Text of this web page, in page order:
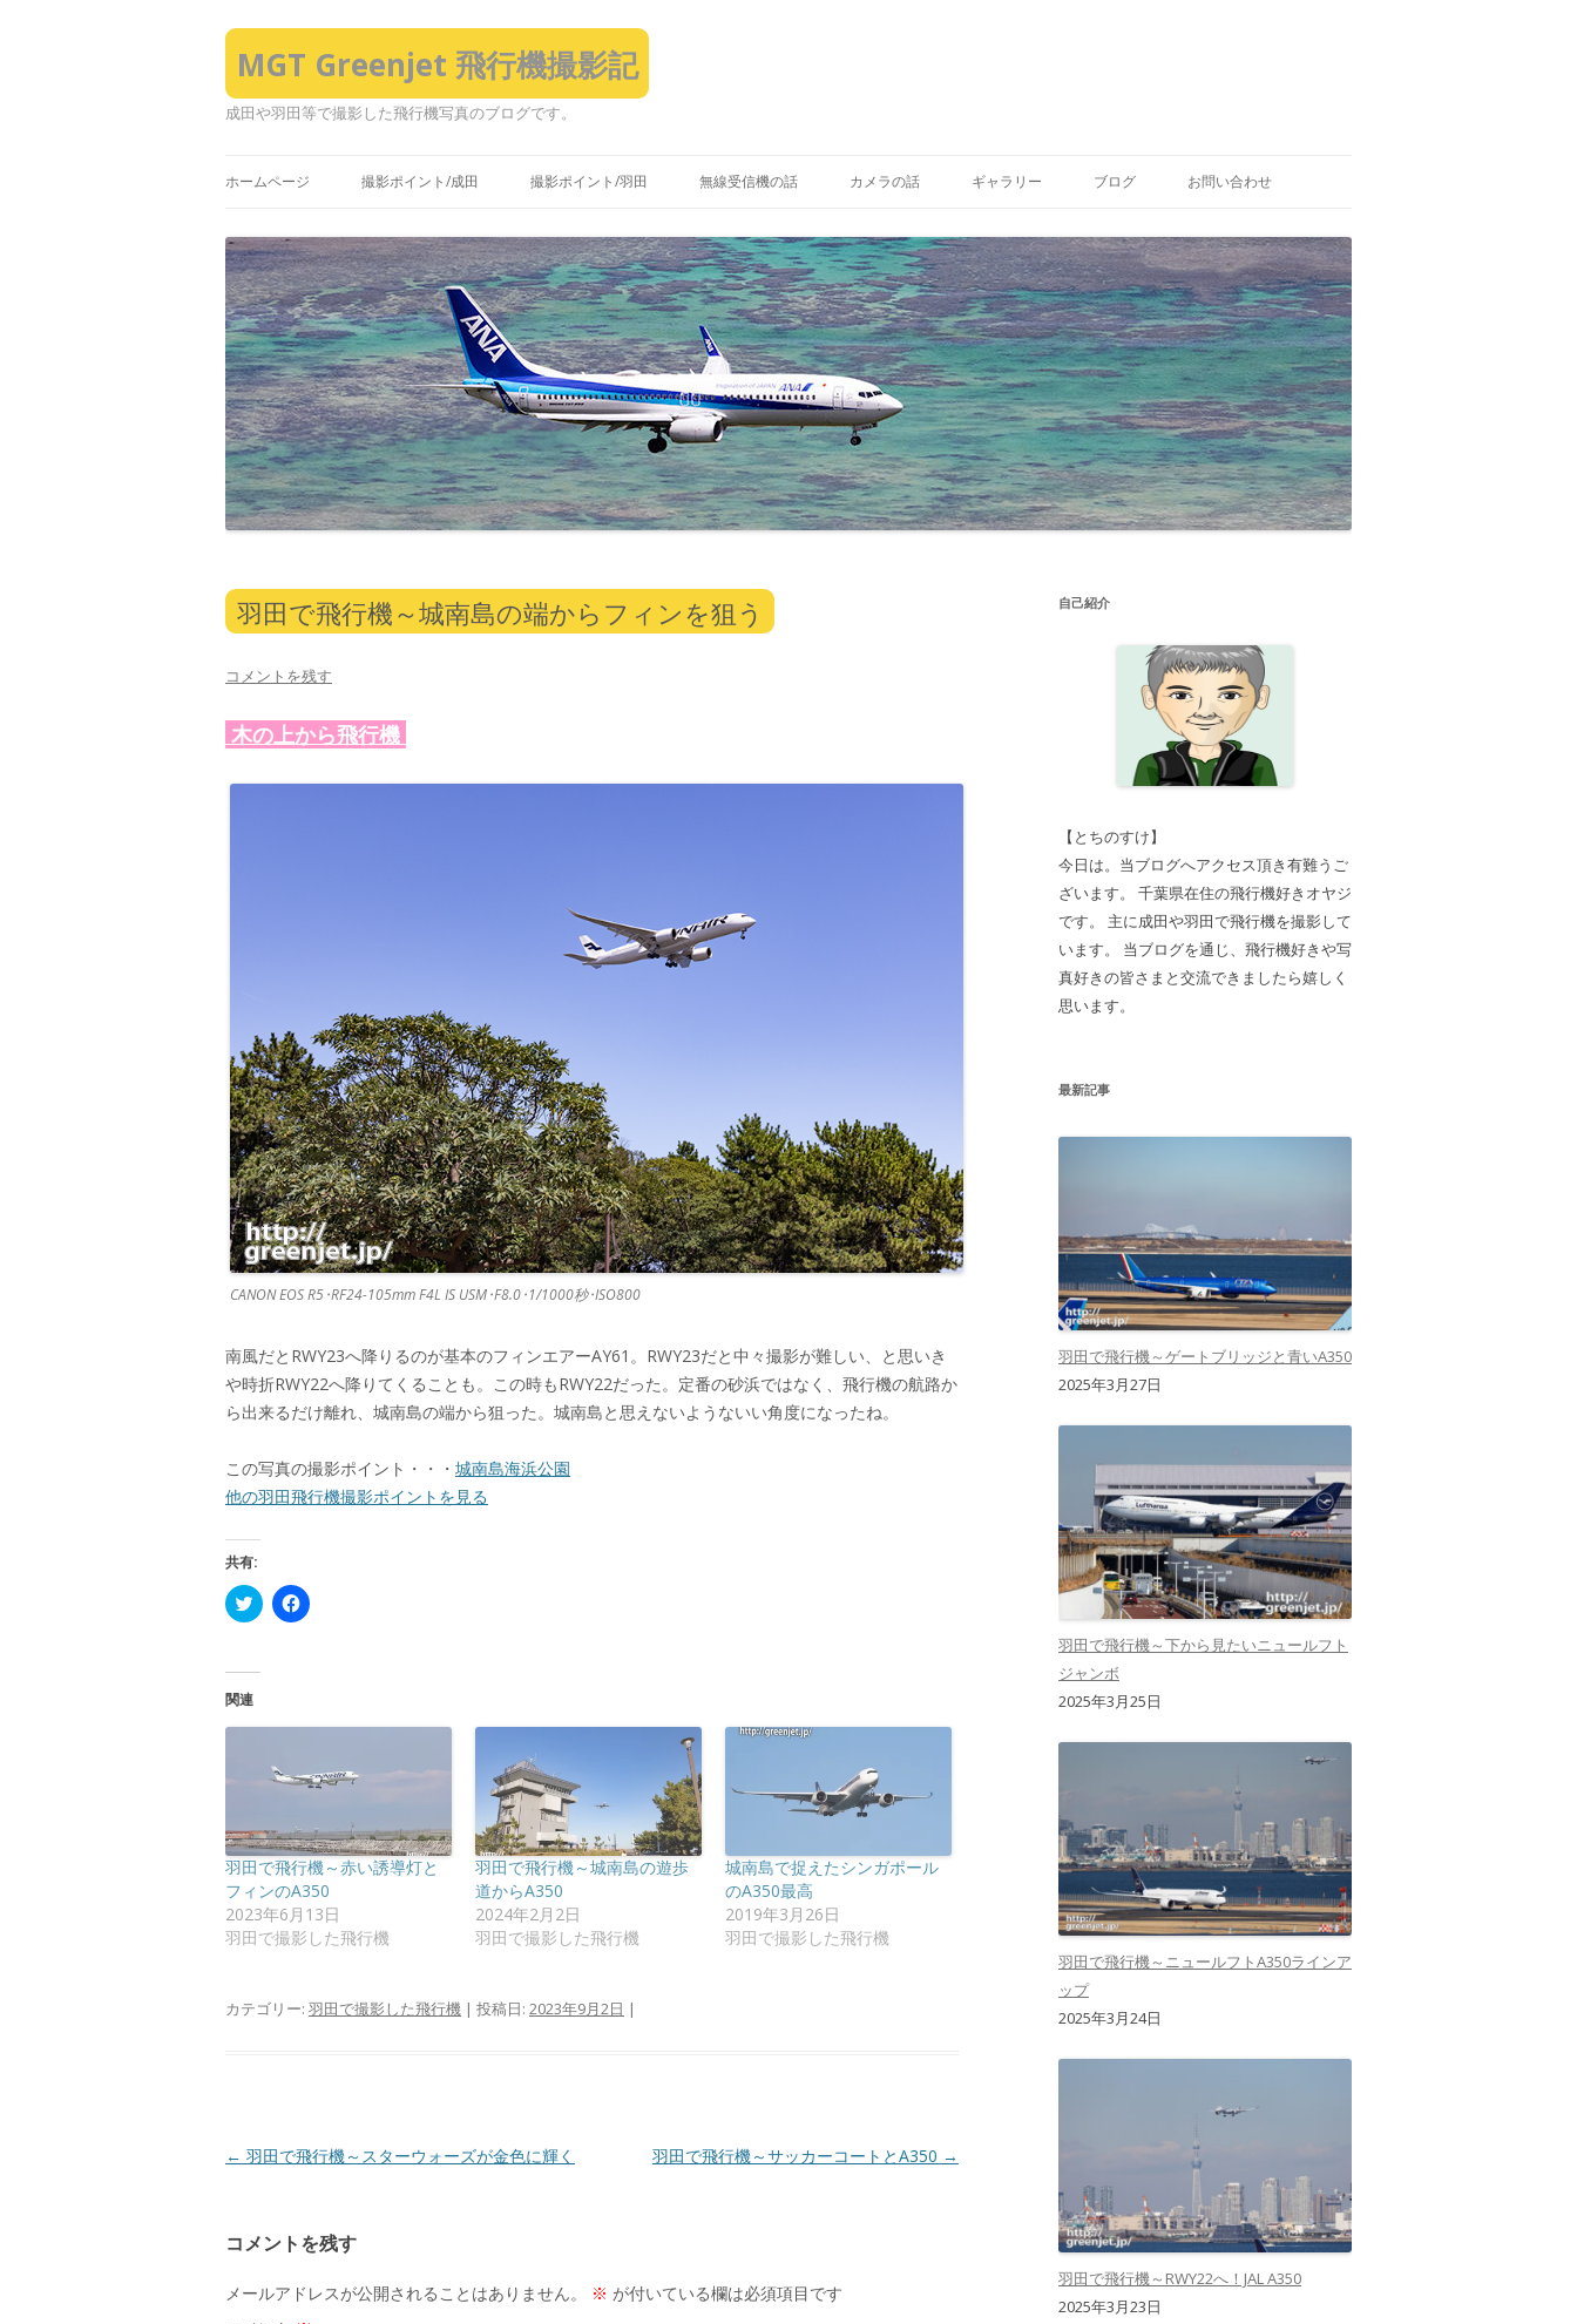
MGT Greenjet 飛行機撮影記
成田や羽田等で撮影した飛行機写真のブログです。
ン
テ
へ
ス
キ
ッ
プ
ホームページ 撮影ポイント/成田 撮影ポイント/羽田 無線受信機の話 カメラの話 ギャラリー ブログ お問い合わせ
羽田で飛行機～城南島の端からフィンを狙う
コメントを残す
木の上から飛行機
CANON EOS R5･RF24-105mm F4L IS USM･F8.0･1/1000秒･ISO800
南風だとRWY23へ降りるのが基本のフィンエアーAY61。RWY23だと中々撮影が難しい、と思いき
や時折RWY22へ降りてくることも。この時もRWY22だった。定番の砂浜ではなく、飛行機の航路か
ら出来るだけ離れ、城南島の端から狙った。城南島と思えないようないい角度になったね。
この写真の撮影ポイント・・・ 城南島海浜公園
他の羽田飛行機撮影ポイントを見る
共有:
ク
リ
て
i
有
(
新
し
い
ウ
ィ
ン
ド
開
き
F
a
で
る
ク
リ
ッ
ク
し
て
く
だ
さ
し
き
ま
関連
羽田で飛行機～赤い誘導灯と
フィンのA350
2023年6月13日
羽田で撮影した飛行機
羽田で飛行機～城南島の遊歩
道からA350
2024年2月2日
羽田で撮影した飛行機
城南島で捉えたシンガポール
のA350最高
2019年3月26日
羽田で撮影した飛行機
カテゴリー: 羽田で撮影した飛行機 | 投稿日: 2023年9月2日 |
投
ビ
ゲ
← 羽田で飛行機～スターウォーズが金色に輝く 羽田で飛行機～サッカーコートとA350 →
コメントを残す
メールアドレスが公開されることはありません。 ※ が付いている欄は必須項目です
自己紹介
【とちのすけ】
今日は。当ブログへアクセス頂き有難うご
ざいます。 千葉県在住の飛行機好きオヤジ
です。 主に成田や羽田で飛行機を撮影して
います。 当ブログを通じ、飛行機好きや写
真好きの皆さまと交流できましたら嬉しく
思います。
最新記事
羽田で飛行機～ゲートブリッジと青いA350
2025年3月27日
羽田で飛行機～下から見たいニュールフト
ジャンボ
2025年3月25日
羽田で飛行機～ニュールフトA350ラインア
ップ
2025年3月24日
羽田で飛行機～RWY22へ！JAL A350
2025年3月23日